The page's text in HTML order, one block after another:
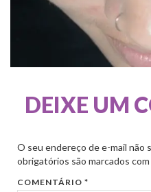
DEIXE UM
O seu endereço de e-mail não
obrigatórios são marcados com
COMENTÁRIO*